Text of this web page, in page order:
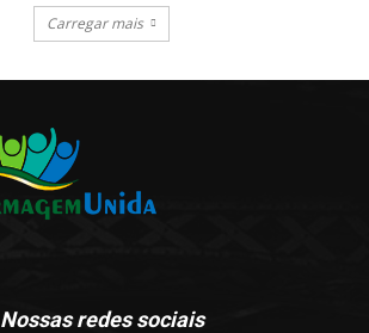
Carregar mais
Nossas redes sociais